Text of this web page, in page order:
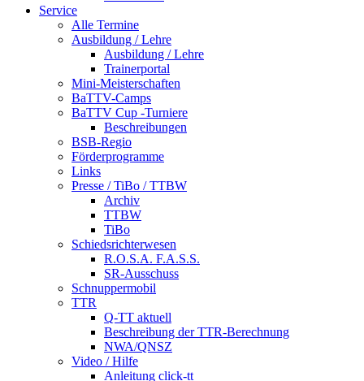
Service
Alle Termine
Ausbildung / Lehre
Ausbildung / Lehre
Trainerportal
Mini-Meisterschaften
BaTTV-Camps
BaTTV Cup -Turniere
Beschreibungen
BSB-Regio
Förderprogramme
Links
Presse / TiBo / TTBW
Archiv
TTBW
TiBo
Schiedsrichterwesen
R.O.S.A. F.A.S.S.
SR-Ausschuss
Schnuppermobil
TTR
Q-TT aktuell
Beschreibung der TTR-Berechnung
NWA/QNSZ
Video / Hilfe
Anleitung click-tt